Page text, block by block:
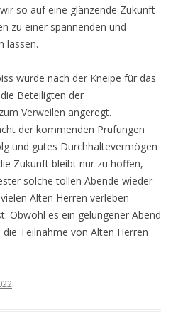
so auf eine glänzende Zukunft
zu einer spannenden und
lassen.
wurde nach der Kneipe für das
Beteiligten der
Verweilen angeregt.
der kommenden Prüfungen
und gutes Durchhaltevermögen
Zukunft bleibt nur zu hoffen,
solche tollen Abende wieder
Alten Herren verleben
Obwohl es ein gelungener Abend
Teilnahme von Alten Herren
.